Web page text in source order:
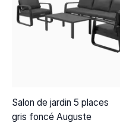
Salon de jardin 5 places
gris foncé Auguste